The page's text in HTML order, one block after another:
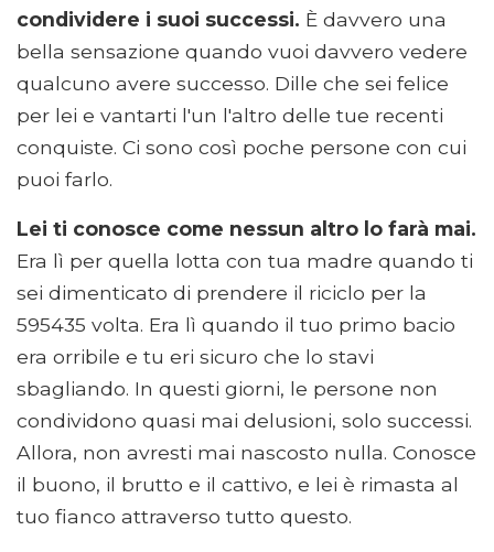
condividere i suoi successi. È davvero una
bella sensazione quando vuoi davvero vedere
qualcuno avere successo. Dille che sei felice
per lei e vantarti l'un l'altro delle tue recenti
conquiste. Ci sono così poche persone con cui
puoi farlo.
Lei ti conosce come nessun altro lo farà mai.
Era lì per quella lotta con tua madre quando ti
sei dimenticato di prendere il riciclo per la
595435 volta. Era lì quando il tuo primo bacio
era orribile e tu eri sicuro che lo stavi
sbagliando. In questi giorni, le persone non
condividono quasi mai delusioni, solo successi.
Allora, non avresti mai nascosto nulla. Conosce
il buono, il brutto e il cattivo, e lei è rimasta al
tuo fianco attraverso tutto questo.